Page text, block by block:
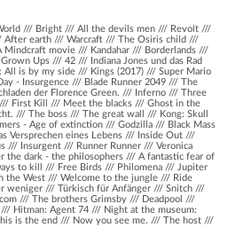
/// Bright /// All the devils men /// Revolt ///
After earth /// Warcraft /// The Osiris child ///
Mindcraft movie /// Kandahar /// Borderlands ///
Ups /// 42 /// Indiana Jones und das Rad
is by my side /// Kings (2017) /// Super Mario
- Insurgence /// Blade Runner 2049 /// The
der Florence Green. /// Inferno /// Three
First Kill /// Meet the blacks /// Ghost in the
/// The boss /// The great wall /// Kong: Skull
- Age of extinction /// Godzilla /// Black Mass
Versprechen eines Lebens /// Inside Out ///
/// Insurgent /// Runner Runner /// Veronica
dark - the philosophers /// A fantastic fear of
to kill /// Free Birds /// Philomena /// Jupiter
the West /// Welcome to the jungle /// Ride
weniger /// Türkisch für Anfänger /// Snitch ///
/// The brothers Grimsby /// Deadpool ///
Hitman: Agent 74 /// Night at the museum:
is the end /// Now you see me. /// The host ///